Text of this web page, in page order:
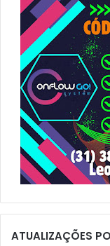
ATUALIZAÇÕES